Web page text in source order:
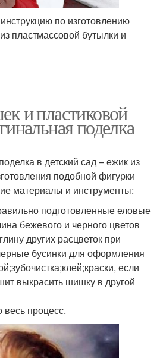
по изготовлению
пластмассовой бутылки и
и пластиковой
поделка
в детский сад – ежик из
подобной фигурки
материалы и инструменты:
подготовленные еловые
бежевого и черного цветов
других расцветок при
бусинки для оформления
если
выкрасить шишку в другой
процесс.